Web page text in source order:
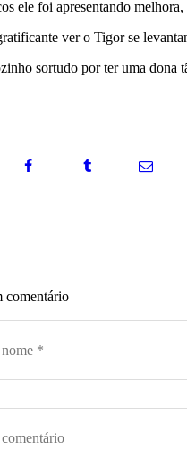
ele foi apresentando
ver o Tigor se
sortudo por ter uma dona
comentário